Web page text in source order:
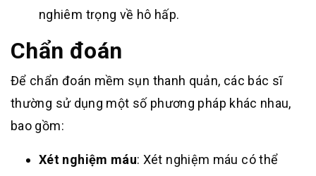
nghiêm trọng về hô hấp.
Chẩn đoán
Để chẩn đoán mềm sụn thanh quản, các bác sĩ
thường sử dụng một số phương pháp khác nhau,
bao gồm:
Xét nghiệm máu: Xét nghiệm máu có thể